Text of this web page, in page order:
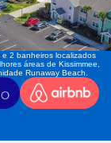
2 banheiros localizados
áreas de Kissimmee,
Runaway Beach.